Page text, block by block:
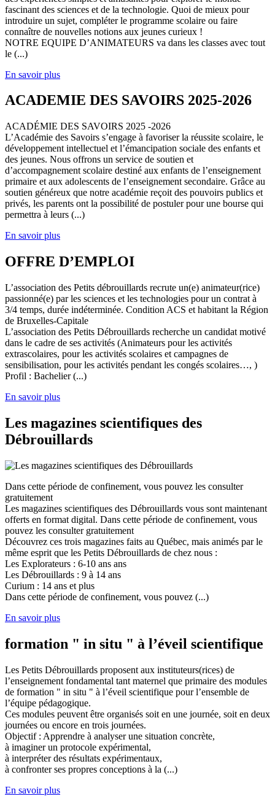
fascinant des sciences et de la technologie. Quoi de mieux pour
introduire un sujet, compléter le programme scolaire ou faire
connaître de nouvelles notions aux jeunes curieux !
NOTRE EQUIPE D’ANIMATEURS va dans les classes avec tout
le (...)
En savoir plus
ACADEMIE DES SAVOIRS 2025-2026
ACADÉMIE DES SAVOIRS 2025 -2026
L’Académie des Savoirs s’engage à favoriser la réussite scolaire, le
développement intellectuel et l’émancipation sociale des enfants et
des jeunes. Nous offrons un service de soutien et
d’accompagnement scolaire destiné aux enfants de l’enseignement
primaire et aux adolescents de l’enseignement secondaire. Grâce au
soutien généreux que notre académie reçoit des pouvoirs publics et
privés, les parents ont la possibilité de postuler pour une bourse qui
permettra à leurs (...)
En savoir plus
OFFRE D’EMPLOI
L’association des Petits débrouillards recrute un(e) animateur(rice)
passionné(e) par les sciences et les technologies pour un contrat à
3/4 temps, durée indéterminée. Condition ACS et habitant la Région
de Bruxelles-Capitale
L’association des Petits Débrouillards recherche un candidat motivé
dans le cadre de ses activités (Animateurs pour les activités
extrascolaires, pour les activités scolaires et campagnes de
sensibilisation, pour les activités pendant les congés scolaires…, )
Profil : Bachelier (...)
En savoir plus
Les magazines scientifiques des
Débrouillards
Dans cette période de confinement, vous pouvez les consulter
gratuitement
Les magazines scientifiques des Débrouillards vous sont maintenant
offerts en format digital. Dans cette période de confinement, vous
pouvez les consulter gratuitement
Découvrez ces trois magazines faits au Québec, mais animés par le
même esprit que les Petits Débrouillards de chez nous :
Les Explorateurs : 6-10 ans ans
Les Débrouillards : 9 à 14 ans
Curium : 14 ans et plus
Dans cette période de confinement, vous pouvez (...)
En savoir plus
formation " in situ " à l’éveil scientifique
Les Petits Débrouillards proposent aux instituteurs(rices) de
l’enseignement fondamental tant maternel que primaire des modules
de formation " in situ " à l’éveil scientifique pour l’ensemble de
l’équipe pédagogique.
Ces modules peuvent être organisés soit en une journée, soit en deux
journées ou encore en trois journées.
Objectif : Apprendre à analyser une situation concrète,
à imaginer un protocole expérimental,
à interpréter des résultats expérimentaux,
à confronter ses propres conceptions à la (...)
En savoir plus